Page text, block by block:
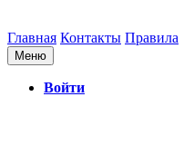
Главная Контакты Правила
Меню
Войти